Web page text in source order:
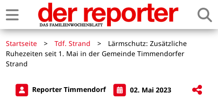
Startseite > Tdf. Strand >
Lärmschutz: Zusätzliche
Ruhezeiten seit 1. Mai in der Gemeinde Timmendorfer
Strand
Reporter Timmendorf 02. Mai 2023